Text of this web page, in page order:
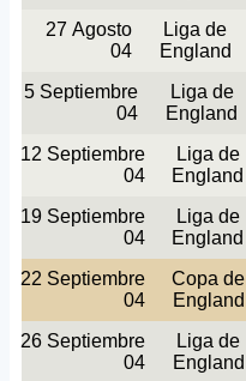
27 Agosto
04
Liga de
England
5 Septiembre
04
Liga de
England
12 Septiembre
04
Liga de
England
19 Septiembre
04
Liga de
England
22 Septiembre
04
Copa de
England
26 Septiembre
04
Liga de
England